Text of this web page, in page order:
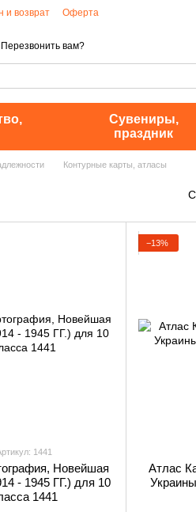
и возврат
Оферта
Перезвонить вам?
Сувениры,
праздник
Контурные карты, атласы
1441
Новейшая
- 1945 ГГ.) для 10
1441
−13%
Атлас